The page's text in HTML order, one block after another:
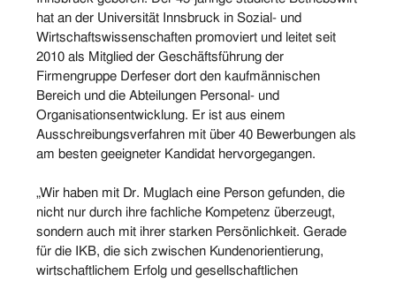
hat an der Universität Innsbruck in Sozial- und
Wirtschaftswissenschaften promoviert und leitet seit
2010 als Mitglied der Geschäftsführung der
Firmengruppe Derfeser dort den kaufmännischen
Bereich und die Abteilungen Personal- und
Organisationsentwicklung. Er ist aus einem
Ausschreibungsverfahren mit über 40 Bewerbungen als
am besten geeigneter Kandidat hervorgegangen.
„Wir haben mit Dr. Muglach eine Person gefunden, die
nicht nur durch ihre fachliche Kompetenz überzeugt,
sondern auch mit ihrer starken Persönlichkeit. Gerade
für die IKB, die sich zwischen Kundenorientierung,
wirtschaftlichem Erfolg und gesellschaftlichen